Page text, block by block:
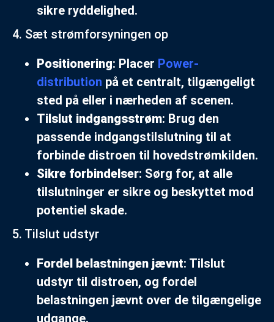
sikre ryddelighed.
4. Sæt strømforsyningen op
Positionering: Placer Power-
distribution på et centralt, tilgængeligt
sted på eller i nærheden af scenen.
Tilslut indgangsstrøm: Brug den
passende indgangstilslutning til at
forbinde distroen til hovedstrømkilden.
Sikre forbindelser: Sørg for, at alle
tilslutninger er sikre og beskyttet mod
potentiel skade.
5. Tilslut udstyr
Fordel belastningen jævnt: Tilslut
udstyr til distroen, og fordel
belastningen jævnt over de tilgængelige
udgange.